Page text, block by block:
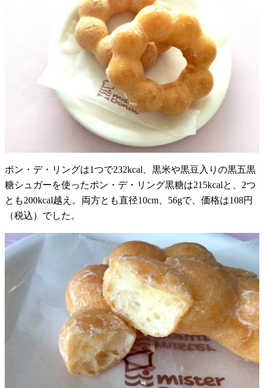
ポン・デ・リングは1つで232kcal、黒米や黒豆入りの黒五黒
糖シュガーを使ったポン・デ・リング黒糖は215kcalと、2つ
とも200kcal越え。両方とも直径10cm、56gで、価格は108円
（税込）でした。